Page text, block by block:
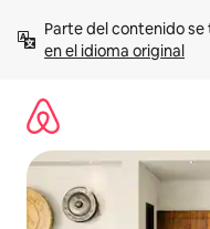
contenido
Parte del contenido
en el idioma original